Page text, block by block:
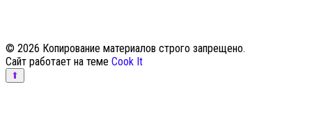
© 2026 Копирование материалов строго запрещено.
Сайт работает на теме Cook It